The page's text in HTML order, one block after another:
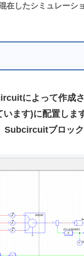
在したシミュレーシ
によって作成
ます)に配置しま
ブロック